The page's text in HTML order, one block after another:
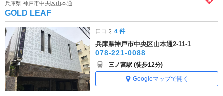
兵庫県 神戸市中央区山本通
GOLD LEAF
口コミ4 件
兵庫県神戸市中央区山本通2-11-1
078-221-0088
三ノ宮駅 (徒歩12分)
Googleマップで開く